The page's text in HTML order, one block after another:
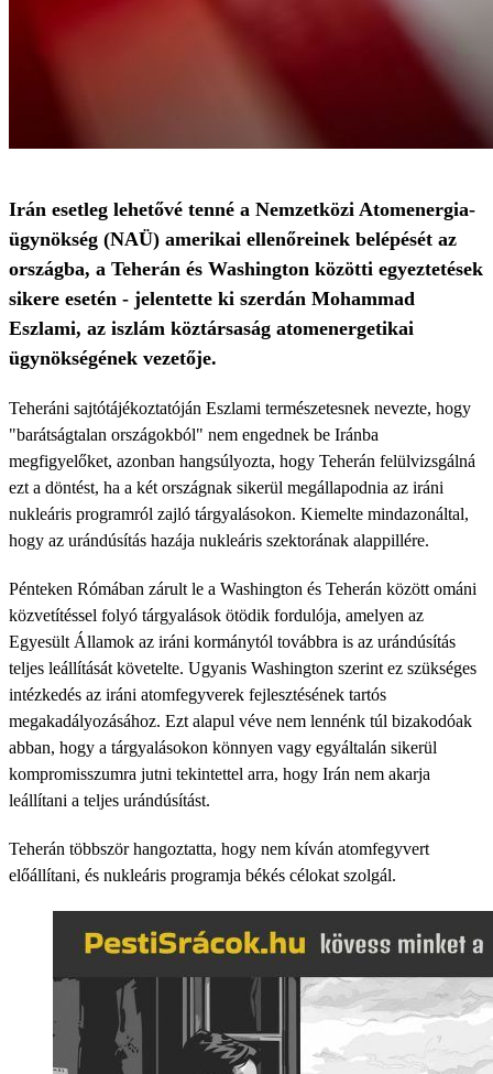
Irán esetleg lehetővé tenné a Nemzetközi Atomenergia-
ügynökség (NAÜ) amerikai ellenőreinek belépését az
országba, a Teherán és Washington közötti egyeztetések
sikere esetén - jelentette ki szerdán Mohammad
Eszlami, az iszlám köztársaság atomenergetikai
ügynökségének vezetője.
Teheráni sajtótájékoztatóján Eszlami természetesnek nevezte, hogy
"barátságtalan országokból" nem engednek be Iránba
megfigyelőket, azonban hangsúlyozta, hogy Teherán felülvizsgálná
ezt a döntést, ha a két országnak sikerül megállapodnia az iráni
nukleáris programról zajló tárgyalásokon. Kiemelte mindazonáltal,
hogy az urándúsítás hazája nukleáris szektorának alappillére.
Pénteken Rómában zárult le a Washington és Teherán között ománi
közvetítéssel folyó tárgyalások ötödik fordulója, amelyen az
Egyesült Államok az iráni kormánytól továbbra is az urándúsítás
teljes leállítását követelte. Ugyanis Washington szerint ez szükséges
intézkedés az iráni atomfegyverek fejlesztésének tartós
megakadályozásához. Ezt alapul véve nem lennénk túl bizakodóak
abban, hogy a tárgyalásokon könnyen vagy egyáltalán sikerül
kompromisszumra jutni tekintettel arra, hogy Irán nem akarja
leállítani a teljes urándúsítást.
Teherán többször hangoztatta, hogy nem kíván atomfegyvert
előállítani, és nukleáris programja békés célokat szolgál.